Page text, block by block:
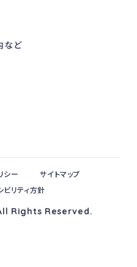
など
Rights Reserved.
シー
サイトマップ
ビリティ方針